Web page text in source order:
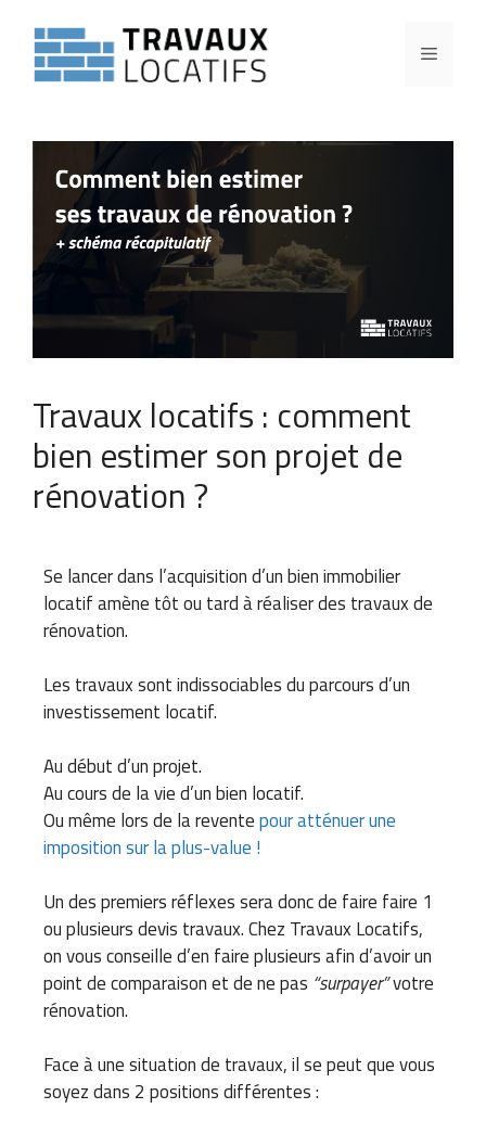
Travaux locatifs : comment
bien estimer son projet de
rénovation ?
Se lancer dans l’acquisition d’un bien immobilier
locatif amène tôt ou tard à réaliser des travaux de
rénovation.
Les travaux sont indissociables du parcours d’un
investissement locatif.
Au début d’un projet.
Au cours de la vie d’un bien locatif.
Ou même lors de la reventepour atténuer une
imposition sur la plus-value !
Un des premiers réflexes sera donc de faire faire 1
ou plusieurs devis travaux. Chez Travaux Locatifs,
on vous conseille d’en faire plusieurs afin d’avoir un
point de comparaison et de ne pas “surpayer”votre
rénovation.
Face à une situation de travaux, il se peut que vous
soyez dans 2 positions différentes :